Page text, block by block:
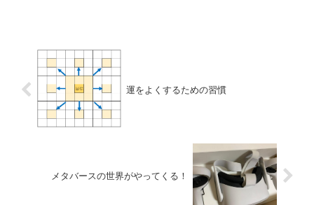
運をよくするための習慣
メタバースの世界がやってくる！